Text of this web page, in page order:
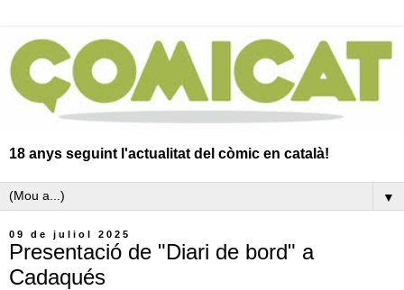
18 anys seguint l'actualitat del còmic en català!
▼
09 de juliol 2025
Presentació de "Diari de bord" a
Cadaqués